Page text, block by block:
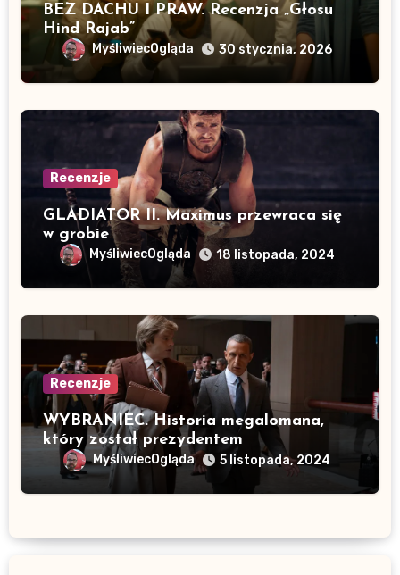
BEZ DACHU I PRAW. Recenzja „Głosu
Hind Rajab”
MyśliwiecOgląda 30 stycznia, 2026
Recenzje
GLADIATOR II. Maximus przewraca się
w grobie
MyśliwiecOgląda 18 listopada, 2024
Recenzje
WYBRANIEC. Historia megalomana,
który został prezydentem
MyśliwiecOgląda 5 listopada, 2024